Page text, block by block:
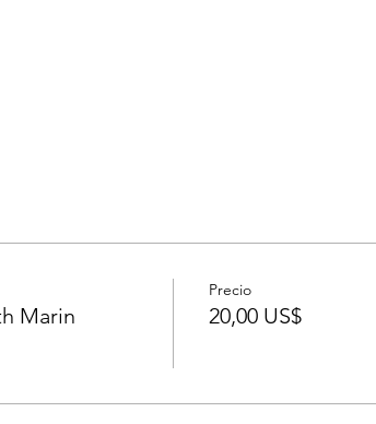
Marin
Precio
20,00 US$